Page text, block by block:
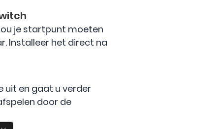
je startpunt moeten
Installeer het direct na
uit en gaat u verder
door de